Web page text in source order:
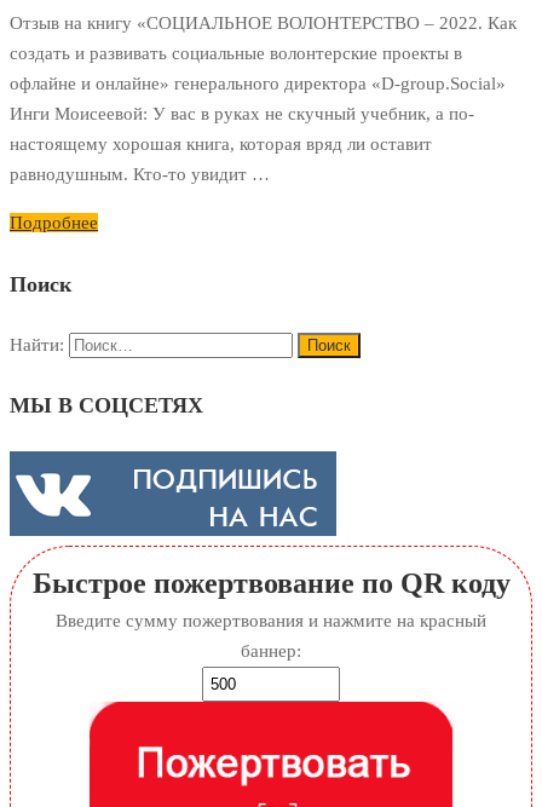
Отзыв на книгу «СОЦИАЛЬНОЕ ВОЛОНТЕРСТВО – 2022. Как
создать и развивать социальные волонтерские проекты в
офлайне и онлайне» генерального директора «D-group.Social»
Инги Моисеевой: У вас в руках не скучный учебник, а по-
настоящему хорошая книга, которая вряд ли оставит
равнодушным. Кто-то увидит …
Подробнее
Поиск
Найти:
МЫ В СОЦСЕТЯХ
Быстрое пожертвование по QR коду
Введите сумму пожертвования и нажмите на красный
баннер: